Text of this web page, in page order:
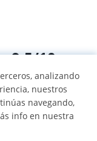
9,5/10
analizando
nuestros
navegando,
info en nuestra